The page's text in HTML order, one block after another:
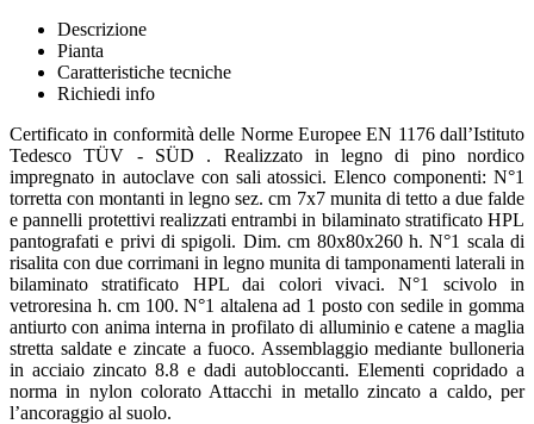
Descrizione
Pianta
Caratteristiche tecniche
Richiedi info
Certificato in conformità delle Norme Europee EN 1176 dall’Istituto
Tedesco TÜV - SÜD . Realizzato in legno di pino nordico
impregnato in autoclave con sali atossici. Elenco componenti: N°1
torretta con montanti in legno sez. cm 7x7 munita di tetto a due falde
e pannelli protettivi realizzati entrambi in bilaminato stratificato HPL
pantografati e privi di spigoli. Dim. cm 80x80x260 h. N°1 scala di
risalita con due corrimani in legno munita di tamponamenti laterali in
bilaminato stratificato HPL dai colori vivaci. N°1 scivolo in
vetroresina h. cm 100. N°1 altalena ad 1 posto con sedile in gomma
antiurto con anima interna in profilato di alluminio e catene a maglia
stretta saldate e zincate a fuoco. Assemblaggio mediante bulloneria
in acciaio zincato 8.8 e dadi autobloccanti. Elementi copridado a
norma in nylon colorato Attacchi in metallo zincato a caldo, per
l’ancoraggio al suolo.